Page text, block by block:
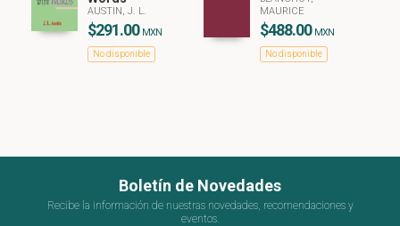
AUSTIN, J. L.
$291.00 MXN
No disponible
MAURICE
$488.00 MXN
No disponible
Boletín de Novedades
Recibe la información de nuestras novedades, recomendaciones y
eventos.